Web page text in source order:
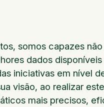
somos capazes
dados
iniciativas em nível
visão, ao realizar
mais precisos,